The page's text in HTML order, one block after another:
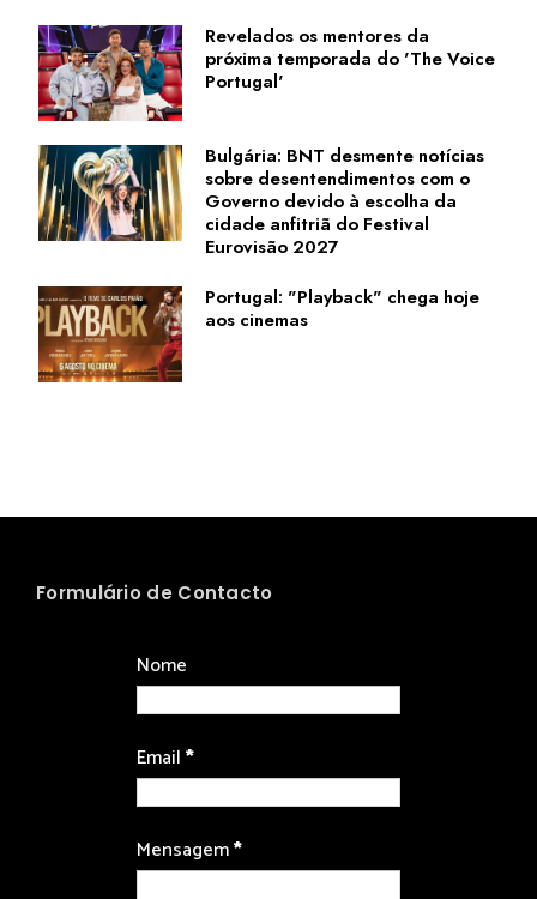
Revelados os mentores da
próxima temporada do 'The Voice
Portugal'
Bulgária: BNT desmente notícias
sobre desentendimentos com o
Governo devido à escolha da
cidade anfitriã do Festival
Eurovisão 2027
Portugal: "Playback" chega hoje
aos cinemas
Formulário de Contacto
Nome
Email*
Mensagem*